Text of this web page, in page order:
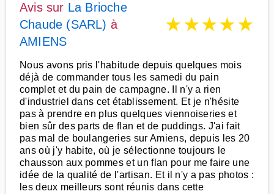
Avis sur La Brioche
Chaude (SARL) à
AMIENS
★★★★★
Nous avons pris l'habitude depuis quelques mois
déjà de commander tous les samedi du pain
complet et du pain de campagne. Il n'y a rien
d'industriel dans cet établissement. Et je n'hésite
pas à prendre en plus quelques viennoiseries et
bien sûr des parts de flan et de puddings. J'ai fait
pas mal de boulangeries sur Amiens, depuis les 20
ans où j'y habite, où je sélectionne toujours le
chausson aux pommes et un flan pour me faire une
idée de la qualité de l'artisan. Et il n'y a pas photos :
les deux meilleurs sont réunis dans cette